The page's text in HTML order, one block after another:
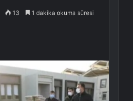
13 1 dakika okuma süresi